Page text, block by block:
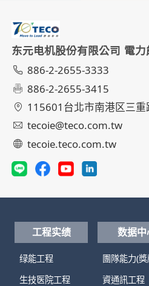
东元电机股份有限公司 電
886-2-2655-3333
886-2-2655-3415
115601台北市南港区三
tecoie@teco.com.tw
tecoie.teco.com.tw
工程实绩
绿能工程
生技医院工程
数据中
團隊能力(
資通訊工程